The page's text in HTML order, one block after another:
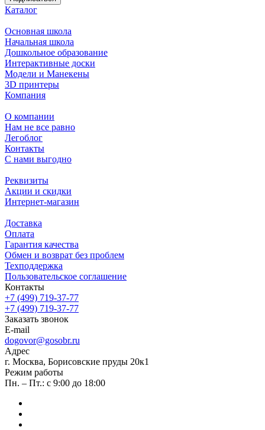
Каталог
Основная школа
Начальная школа
Дошкольное образование
Интерактивные доски
Модели и Манекены
3D принтеры
Компания
О компании
Нам не все равно
Легоблог
Контакты
С нами выгодно
Реквизиты
Акции и скидки
Интернет-магазин
Доставка
Оплата
Гарантия качества
Обмен и возврат без проблем
Техподдержка
Пользовательское соглашение
Контакты
+7 (499) 719-37-77
+7 (499) 719-37-77
Заказать звонок
E-mail
dogovor@gosobr.ru
Адрес
г. Москва, Борисовские пруды 20к1
Режим работы
Пн. – Пт.: с 9:00 до 18:00